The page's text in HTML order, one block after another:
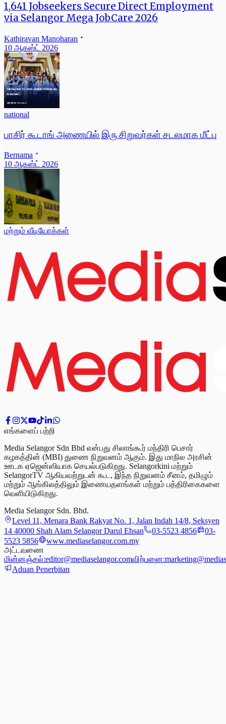
1,641 Jobseekers Secure Direct Employment
via Selangor Mega JobCare 2026
Kathiravan Manoharan
10 ஆகஸ்ட் 2026
national
பாசிர் கூடாங் அணையில் இரு சிறுவர்கள் சடலமாக மீட்பு
Bernama
10 ஆகஸ்ட் 2026
மற்றும் வீடியோக்கள்
எங்களைப் பற்றி
Media Selangor Sdn Bhd என்பது சிலாங்கூர் மந்திரி பெசார்
கழகத்தின் (MBI) துணை நிறுவனம் ஆகும். இது மாநில அரசின்
ஊடக ஏஜென்ஸியாக செயல்படுகிறது. Selangorkini மற்றும்
SelangorTV ஆகியவற்றுடன் கூட, இந்த நிறுவனம் சீனம், தமிழும்
மற்றும் ஆங்கிலத்திலும் இணையதளங்கள் மற்றும் பத்திரிகைகளை
வெளியிடுகிறது.
Media Selangor Sdn. Bhd.
Level 11, Menara Bank Rakyat No. 1, Jalan Indah 14/8, Seksyen
14 40000 Shah Alam Selangor Darul Ehsan
03-5523 4856
03-
5523 5856
www.mediaselangor.com.my
அட்டவணை
மின்னஞ்சல்:editor@mediaselangor.comவிற்பனை:
Aduan Penerbitan